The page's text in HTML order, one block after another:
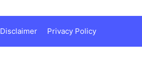
Disclaimer Privacy Policy